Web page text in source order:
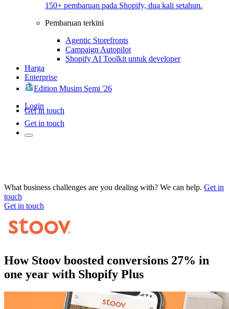
150+ pembaruan pada Shopify, dua kali setahun.
Pembaruan terkini
Agentic Storefronts
Campaign Autopilot
Shopify AI Toolkit untuk developer
Harga
Enterprise
Edition Musim Semi '26
Login
Get in touch
Get in touch
What business challenges are you dealing with? We can help. Get in
touch
Get in touch
How Stoov boosted conversions 27% in
one year with Shopify Plus